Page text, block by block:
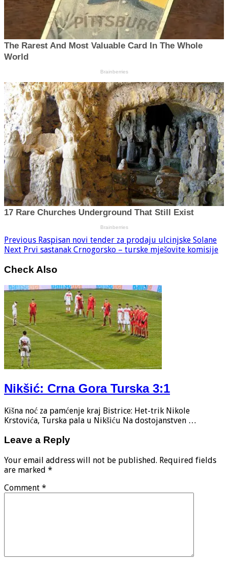
Previous Raspisan novi tender za prodaju ulcinjske Solane
Next Prvi sastanak Crnogorsko – turske mješovite komisije
Check Also
Nikšić: Crna Gora Turska 3:1
Kišna noć za pamćenje kraj Bistrice: Het-trik Nikole
Krstovića, Turska pala u Nikšiću Na dostojanstven …
Leave a Reply
Your email address will not be published. Required fields
are marked *
Comment *